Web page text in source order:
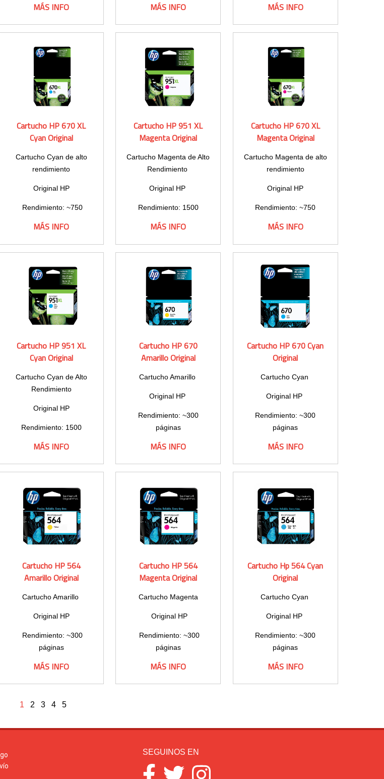
Color: 330 paginas
MÁS INFO Modelo 204a
Rendimiento;1100
MÁS INFO MÁS INFO
Cartucho HP 670 XL
Cyan Original
Cartucho Cyan de alto
rendimiento
Original HP
Rendimiento: ~750
páginas
MÁS INFO
Cartucho HP 951 XL
Magenta Original
Cartucho Magenta de Alto
Rendimiento
Original HP
Rendimiento: 1500
páginas.
MÁS INFO
Cartucho HP 670 XL
Magenta Original
Cartucho Magenta de alto
rendimiento
Original HP
Rendimiento: ~750
páginas
MÁS INFO
Cartucho HP 951 XL
Cyan Original
Cartucho Cyan de Alto
Rendimiento
Original HP
Rendimiento: 1500
MÁS INFO
Cartucho HP 670
Amarillo Original
Cartucho Amarillo
Original HP
Rendimiento: ~300
páginas
MÁS INFO
Cartucho HP 670 Cyan
Original
Cartucho Cyan
Original HP
Rendimiento: ~300
páginas
MÁS INFO
Cartucho HP 564
Amarillo Original
Cartucho Amarillo
Original HP
Rendimiento: ~300
páginas
MÁS INFO
Cartucho HP 564
Magenta Original
Cartucho Magenta
Original HP
Rendimiento: ~300
páginas
MÁS INFO
Cartucho Hp 564 Cyan
Original
Cartucho Cyan
Original HP
Rendimiento: ~300
páginas
MÁS INFO
1 2 3 4 5
SEGUINOS EN